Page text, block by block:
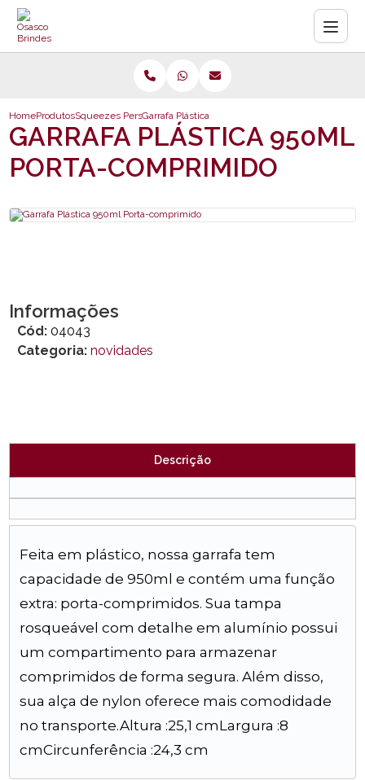
HomeProdutosSqueezes PersonalizadasGarrafa Plástica 950ml Porta-comprimido
GARRAFA PLÁSTICA 950ML
PORTA-COMPRIMIDO
Informações
Cód: 04043
Categoria: novidades
Descrição
Feita em plástico, nossa garrafa tem
capacidade de 950ml e contém uma função
extra: porta-comprimidos. Sua tampa
rosqueável com detalhe em alumínio possui
um compartimento para armazenar
comprimidos de forma segura. Além disso,
sua alça de nylon oferece mais comodidade
no transporte.Altura :25,1 cmLargura :8
cmCircunferência :24,3 cm